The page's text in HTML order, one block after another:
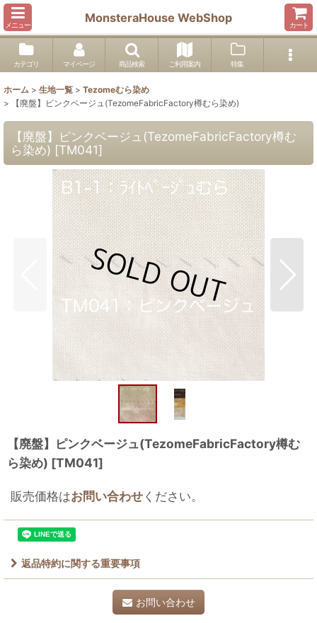
メニュー
MonsteraHouse WebShop
カート
カテゴリ マイページ 商品検索 ご利用案内 特集
ホーム > 生地一覧 > Tezomeむら染め
>
【廃盤】ピンクベージュ(TezomeFabricFactory樽むら染め)
【廃盤】ピンクベージュ(TezomeFabricFactory樽む
ら染め) [TM041]
【廃盤】ピンクベージュ(TezomeFabricFactory樽む
ら染め) [TM041]
販売価格はお問い合わせください。
返品特約に関する重要事項
お問い合わせ